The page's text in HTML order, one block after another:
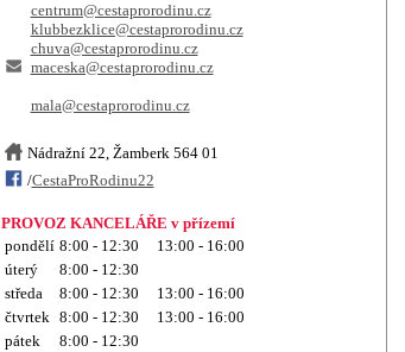
centrum@cestaprorodinu.cz
klubbezklice@cestaprorodinu.cz
chuva@cestaprorodinu.cz
maceska@cestaprorodinu.cz
mala@cestaprorodinu.cz
Nádražní 22, Žamberk 564 01
/CestaProRodinu22
PROVOZ KANCELÁŘE v přízemí
pondělí 8:00 - 12:30 13:00 - 16:00
úterý
8:00 - 12:30
středa
8:00 - 12:30 13:00 - 16:00
čtvrtek 8:00 - 12:30 13:00 - 16:00
pátek
8:00 - 12:30